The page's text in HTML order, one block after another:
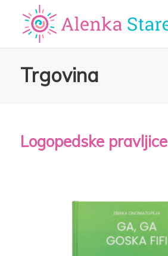
Trgovina
Logopedske pravljice